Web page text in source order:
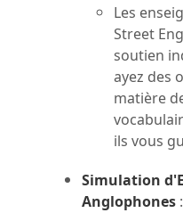
Les
Street
soutien
ayez des
matière
ils vous
Simulation
Anglophones :